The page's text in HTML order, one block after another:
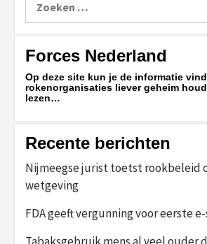
naar:
Forces Nederland
Op deze site kun je de informatie
rokenorganisaties liever geheim
lezen…
Recente berichten
Nijmeegse jurist toetst rookbeleid
wetgeving
FDA geeft vergunning voor eerste
Tabaksgebruik mens al veel ouder